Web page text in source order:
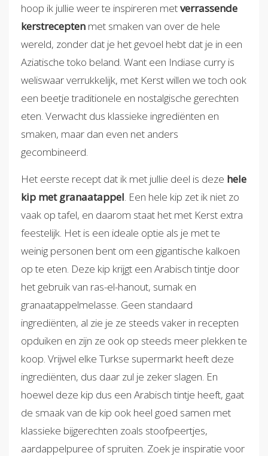
hoop ik jullie weer te inspireren metverrassende
kerstrecepten met smaken van over de hele
wereld, zonder dat je het gevoel hebt dat je in een
Aziatische toko beland. Want een Indiase curry is
weliswaar verrukkelijk, met Kerst willen we toch ook
een beetje traditionele en nostalgische gerechten
eten. Verwacht dus klassieke ingrediënten en
smaken, maar dan even net anders
gecombineerd.
Het eerste recept dat ik met jullie deel is deze hele
kip met granaatappel. Een hele kip zet ik niet zo
vaak op tafel, en daarom staat het met Kerst extra
feestelijk. Het is een ideale optie als je met te
weinig personen bent om een gigantische kalkoen
op te eten. Deze kip krijgt een Arabisch tintje door
het gebruik van ras-el-hanout, sumak en
granaatappelmelasse. Geen standaard
ingrediënten, al zie je ze steeds vaker in recepten
opduiken en zijn ze ook op steeds meer plekken te
koop. Vrijwel elke Turkse supermarkt heeft deze
ingrediënten, dus daar zul je zeker slagen. En
hoewel deze kip dus een Arabisch tintje heeft, gaat
de smaak van de kip ook heel goed samen met
klassieke bijgerechten zoals stoofpeertjes,
aardappelpuree of spruiten. Zoek je inspiratie voor